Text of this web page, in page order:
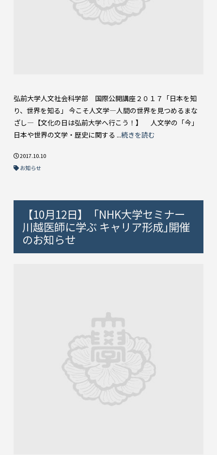
弘前大学人文社会科学部 国際公開講座２０１７「日本を知
り、世界を知る」 今こそ人文学―人間の世界を見つめるまな
ざし―【文化の日は弘前大学へ行こう！】 人文学の「今」――
日本や世界の文学・歴史に関する ...続きを読む
2017.10.10
お知らせ
【10月12日】「NHK大学セミナー
川越医師に学ぶ キャリア形成｣開催
のお知らせ